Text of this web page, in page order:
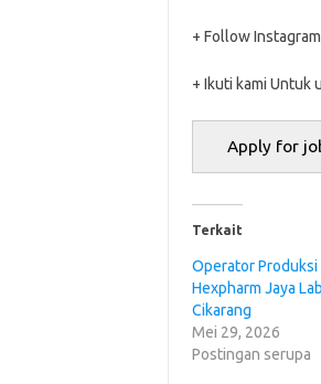
+ Follow Instagram
+ Ikuti kami Untuk
Terkait
Operator Produksi
Hexpharm Jaya
Cikarang
Mei 29, 2026
Postingan serupa